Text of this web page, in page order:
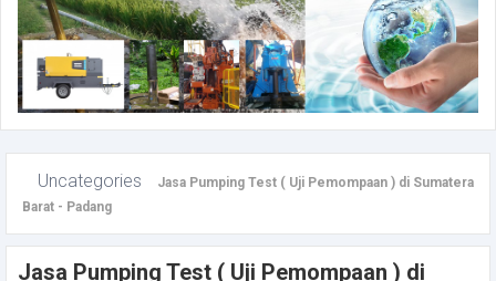
Uncategories
Jasa Pumping Test ( Uji Pemompaan ) di Sumatera
Barat - Padang
Jasa Pumping Test ( Uji Pemompaan ) di